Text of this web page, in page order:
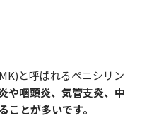
と呼ばれるペニシリン
や咽頭炎、気管支炎、中
ことが多いです。